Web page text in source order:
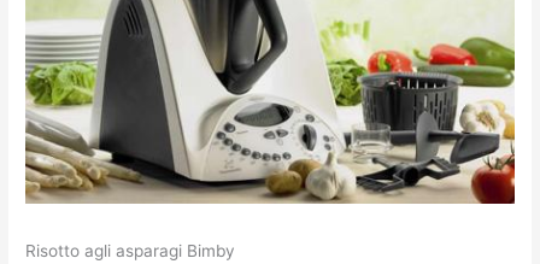
Risotto agli asparagi Bimby